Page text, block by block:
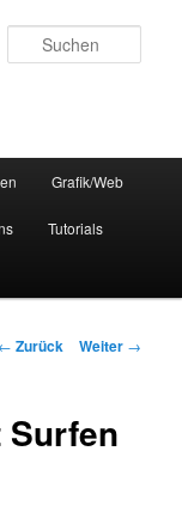
Grafik/Web
Tutorials
Beitrags-
← Zurück Weiter →